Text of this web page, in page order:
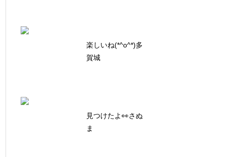
楽しいね(*^o^*)多
賀城
見つけたよ👀さぬ
ま